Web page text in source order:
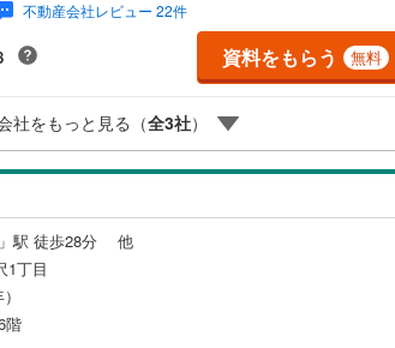
っております。意外に知らないお客様が多い【定年時の
宅購入者だけが加入できる無料の生命保険】【13年間
ボーナス】これから多くなる【教育費】住宅を買った
ン返済】65歳以上から必要になる【老後の費用負担】
不動産会社レビュー 22件
資料をもらう 無料
社をもっと見る（全3社）
駅 徒歩28分 他
1丁目
階
線(938)
) 都営大江戸線( 2,072)
ル (47)
島線
発駅（8）
サービス（0） キッズルーム